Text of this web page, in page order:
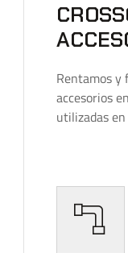
Rentamos y
accesorios
utilizadas